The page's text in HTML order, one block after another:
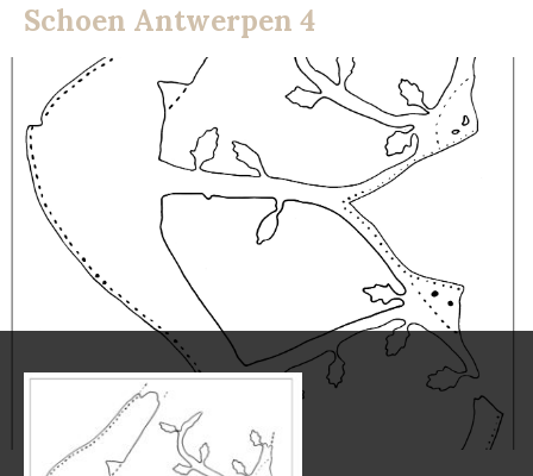
Contact
Schoen Antwerpen 4